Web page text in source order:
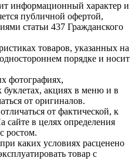
информационный характер и
публичной офертой,
статьи 437 Гражданского
товаров, указанных на
порядке и носит
фотографиях,
акциях в меню и в
от оригиналов.
от фактической, к
сайте в целях определения
ростом.
каких условиях расценено
товар с